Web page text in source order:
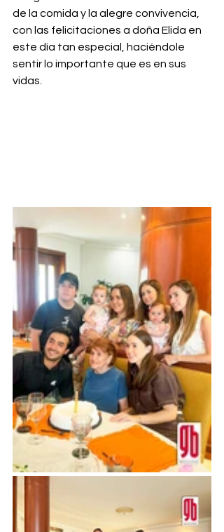
de la comida y la alegre convivencia,
con las felicitaciones a doña Elida en
este día tan especial, haciéndole
sentir lo importante que es en sus
vidas.